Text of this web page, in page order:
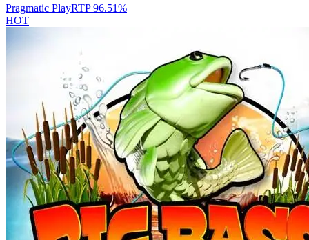
Pragmatic PlayRTP96.51%
HOT